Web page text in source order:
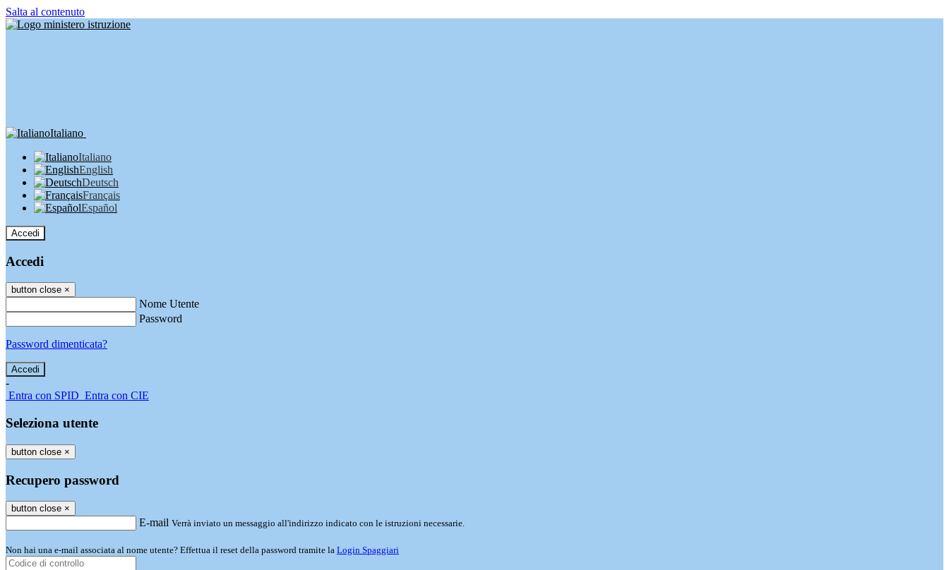
Salta al contenuto
Italiano
Italiano
English
Deutsch
Français
Español
Accedi
Accedi
button close ×
Nome Utente
Password
Password dimenticata?
-
Entra con SPID Entra con CIE
Seleziona utente
button close ×
Recupero password
button close ×
E-mail Verrà inviato un messaggio all'indirizzo indicato con le istruzioni necessarie.
Non hai una e-mail associata al nome utente? Effettua il reset della password tramite la Login Spaggiari